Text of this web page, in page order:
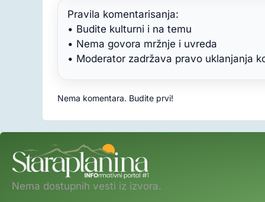
Pravila komentarisanja:
• Budite kulturni i na temu
• Nema govora mržnje i uvreda
• Moderator zadržava pravo uklanjanja
Nema komentara. Budite prvi!
Nema dostupnih vesti iz izvora.